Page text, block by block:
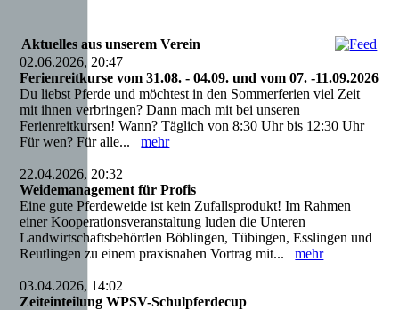
Aktuelles aus unserem Verein
02.06.2026, 20:47
Ferienreitkurse vom 31.08. - 04.09. und vom 07. -11.09.2026
Du liebst Pferde und möchtest in den Sommerferien viel Zeit
mit ihnen verbringen? Dann mach mit bei unseren
Ferienreitkursen! Wann? Täglich von 8:30 Uhr bis 12:30 Uhr
Für wen? Für alle...mehr
22.04.2026, 20:32
Weidemanagement für Profis
Eine gute Pferdeweide ist kein Zufallsprodukt! Im Rahmen
einer Kooperationsveranstaltung luden die Unteren
Landwirtschaftsbehörden Böblingen, Tübingen, Esslingen und
Reutlingen zu einem praxisnahen Vortrag mit...mehr
03.04.2026, 14:02
Zeiteinteilung WPSV-Schulpferdecup